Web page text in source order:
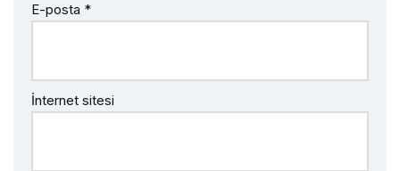
E-posta *
İnternet sitesi